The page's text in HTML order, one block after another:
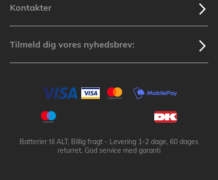
Kontakter
Tilmeld dig vores nyhedsbrev:
Batterier til ALT, Billig fragt - Levering 1-2 dage, 60 dages
returret, God service med garanti